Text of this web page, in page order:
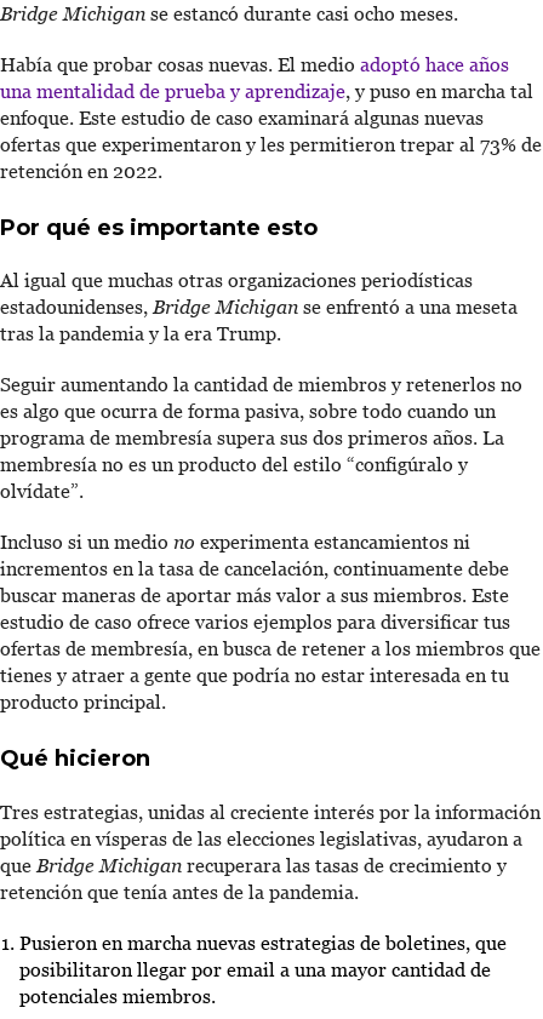
Bridge Michigan se estancó durante casi ocho meses.
Había que probar cosas nuevas. El medio adoptó hace años
una mentalidad de prueba y aprendizaje, y puso en marcha tal
enfoque. Este estudio de caso examinará algunas nuevas
ofertas que experimentaron y les permitieron trepar al 73% de
retención en 2022.
Por qué es importante esto
Al igual que muchas otras organizaciones periodísticas
estadounidenses,Bridge Michigan se enfrentó a una meseta
tras la pandemia y la era Trump.
Seguir aumentando la cantidad de miembros y retenerlos no
es algo que ocurra de forma pasiva, sobre todo cuando un
programa de membresía supera sus dos primeros años. La
membresía no es un producto del estilo “configúralo y
olvídate”.
Incluso si un medio no experimenta estancamientos ni
incrementos en la tasa de cancelación, continuamente debe
buscar maneras de aportar más valor a sus miembros. Este
estudio de caso ofrece varios ejemplos para diversificar tus
ofertas de membresía, en busca de retener a los miembros que
tienes y atraer a gente que podría no estar interesada en tu
producto principal.
Qué hicieron
Tres estrategias, unidas al creciente interés por la información
política en vísperas de las elecciones legislativas, ayudaron a
que Bridge Michigan recuperara las tasas de crecimiento y
retención que tenía antes de la pandemia.
Pusieron en marcha nuevas estrategias de boletines, que
posibilitaron llegar por email a una mayor cantidad de
potenciales miembros.